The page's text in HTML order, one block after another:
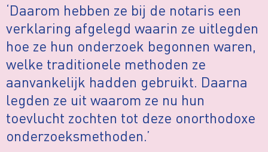
‘Daarom hebben ze bij de notaris een
verklaring afgelegd waarin ze uitlegden
hoe ze hun onderzoek begonnen waren,
welke traditionele methoden ze
aanvankelijk hadden gebruikt. Daarna
legden ze uit waarom ze nu hun
toevlucht zochten tot deze onorthodoxe
onderzoeksmethoden.’